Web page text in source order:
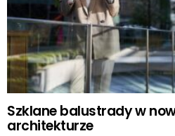
Szklane balustrady w
architekturze